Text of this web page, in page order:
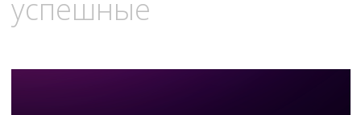
успешные